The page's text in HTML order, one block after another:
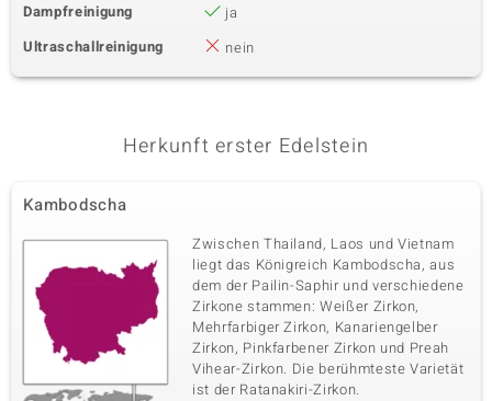
Dampfreinigung
ja
Ultraschallreinigung
nein
Herkunft erster Edelstein
Kambodscha
Zwischen Thailand, Laos und Vietnam
liegt das Königreich Kambodscha, aus
dem der Pailin-Saphir und verschiedene
Zirkone stammen: Weißer Zirkon,
Mehrfarbiger Zirkon, Kanariengelber
Zirkon, Pinkfarbener Zirkon und Preah
Vihear-Zirkon. Die berühmteste Varietät
ist der Ratanakiri-Zirkon.